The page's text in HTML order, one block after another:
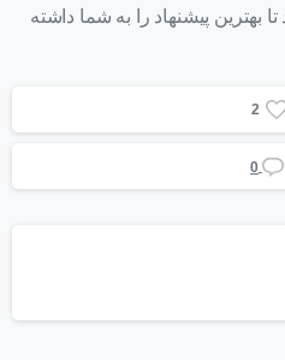
بهترین پیشنهاد را به شما داشته
2
0